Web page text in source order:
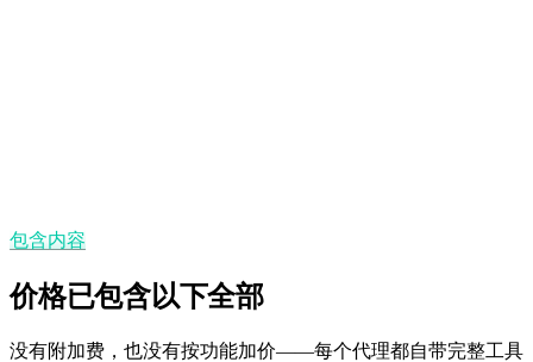
包含内容
价格已包含以下全部
没有附加费，也没有按功能加价——每个代理都自带完整工具